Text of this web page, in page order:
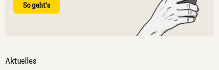
So geht's
Aktuelles